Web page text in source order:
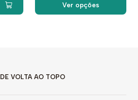
Ver opções
DE VOLTA AO TOPO